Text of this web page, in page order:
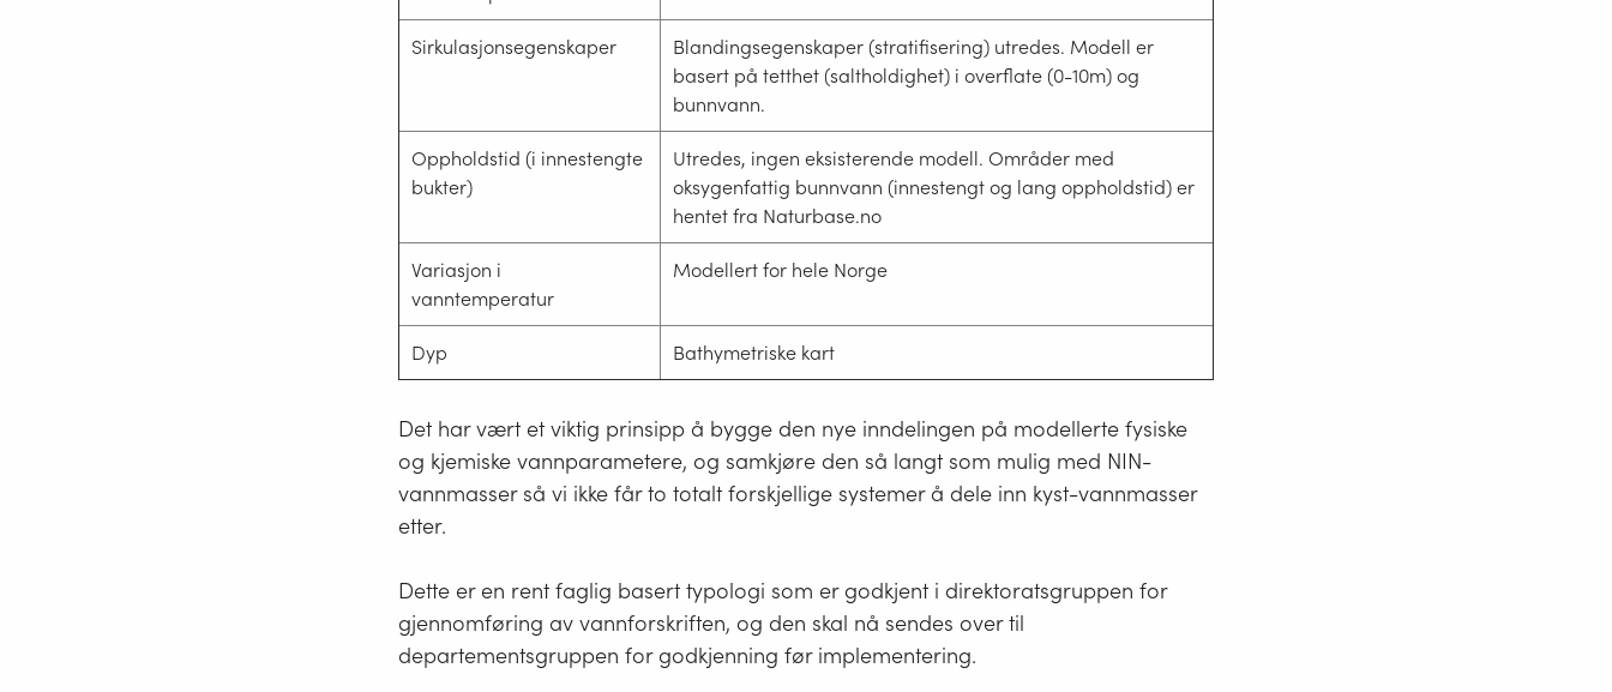
Sirkulasjonsegenskaper
Blandingsegenskaper (stratifisering) utredes. Modell er
basert på tetthet (saltholdighet) i overflate (0-10m) og
bunnvann.
Oppholdstid (i innestengte
bukter)
Utredes, ingen eksisterende modell. Områder med
oksygenfattig bunnvann (innestengt og lang oppholdstid) er
hentet fra Naturbase.no
Variasjon i
vanntemperatur
Modellert for hele Norge
Dyp Bathymetriske kart
Det har vært et viktig prinsipp å bygge den nye inndelingen på modellerte fysiske
og kjemiske vannparametere, og samkjøre den så langt som mulig med NIN-
vannmasser så vi ikke får to totalt forskjellige systemer å dele inn kyst-vannmasser
etter.
Dette er en rent faglig basert typologi som er godkjent i direktoratsgruppen for
gjennomføring av vannforskriften, og den skal nå sendes over til
departementsgruppen for godkjenning før implementering.